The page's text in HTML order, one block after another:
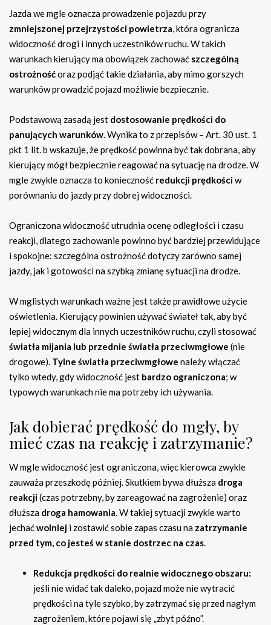
Jazda we mgle oznacza prowadzenie pojazdu przy
zmniejszonej przejrzystości powietrza, która ogranicza
widoczność drogi i innych uczestników ruchu. W takich
warunkach kierujący ma obowiązek zachować szczególną
ostrożnośćoraz podjąć takie działania, aby mimo gorszych
warunków prowadzić pojazd możliwie bezpiecznie.
Podstawową zasadą jest dostosowanie prędkości do
panujących warunków. Wynika to z przepisów – Art. 30 ust. 1
pkt 1 lit. b wskazuje, że prędkość powinna być tak dobrana, aby
kierujący mógł bezpiecznie reagować na sytuację na drodze. W
mgle zwykle oznacza to konieczność redukcji prędkościw
porównaniu do jazdy przy dobrej widoczności.
Ograniczona widoczność utrudnia ocenę odległości i czasu
reakcji, dlatego zachowanie powinno być bardziej przewidujące
i spokojne: szczególna ostrożność dotyczy zarówno samej
jazdy, jak i gotowości na szybką zmianę sytuacji na drodze.
W mglistych warunkach ważne jest także prawidłowe użycie
oświetlenia. Kierujący powinien używać świateł tak, aby być
lepiej widocznym dla innych uczestników ruchu, czyli stosować
światła mijania lub przednie światła przeciwmgłowe (nie
drogowe). Tylne światła przeciwmgłowe należy włączać
tylko wtedy, gdy widoczność jest bardzo ograniczona; w
typowych warunkach nie ma potrzeby ich używania.
Jak dobierać prędkość do mgły, by
mieć czas na reakcję i zatrzymanie?
W mgle widoczność jest ograniczona, więc kierowca zwykle
zauważa przeszkodę później. Skutkiem bywa dłuższa droga
reakcji(czas potrzebny, by zareagować na zagrożenie) oraz
dłuższa droga hamowania. W takiej sytuacji zwykle warto
jechaćwolniej i zostawić sobie zapas czasu na zatrzymanie
przed tym, co jesteś w stanie dostrzec na czas.
Redukcja prędkości do realnie widocznego obszaru:
jeśli nie widać tak daleko, pojazd może nie wytracić
prędkości na tyle szybko, by zatrzymać się przed nagłym
zagrożeniem, które pojawi się „zbyt późno”.